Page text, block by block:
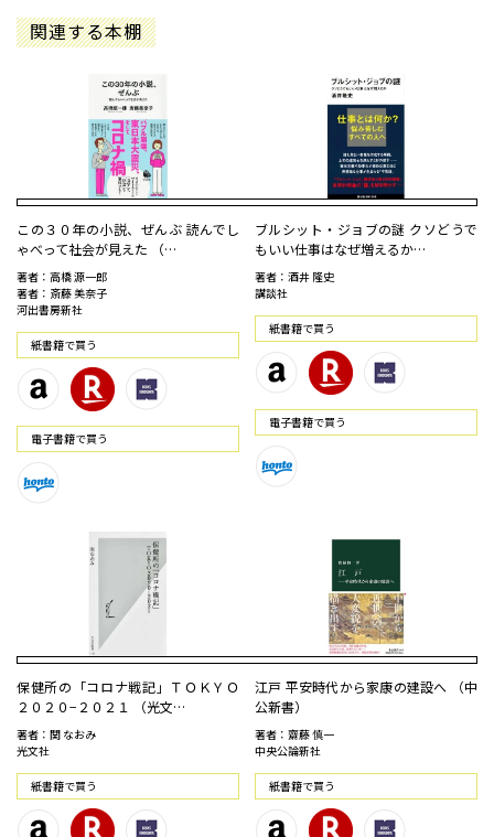
関連する本棚
この３０年の小説、ぜんぶ 読んでし
ゃべって社会が見えた （…
著者：高橋 源一郎
著者：斎藤 美奈子
河出書房新社
紙書籍で買う
電⼦書籍で買う
ブルシット・ジョブの謎 クソどうで
もいい仕事はなぜ増えるか…
著者：酒井 隆史
講談社
紙書籍で買う
電⼦書籍で買う
保健所の「コロナ戦記」ＴＯＫＹＯ
２０２０−２０２１ （光文…
著者：関 なおみ
光文社
紙書籍で買う
江戸 平安時代から家康の建設へ （中
公新書）
著者：齋藤 慎一
中央公論新社
紙書籍で買う